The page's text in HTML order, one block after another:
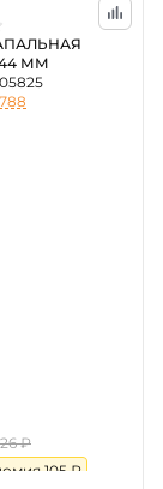
ММ
₽
105 ₽